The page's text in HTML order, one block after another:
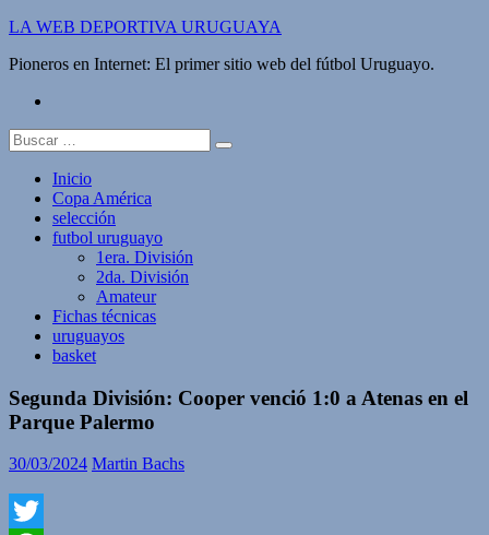
Saltar
contenido
LA WEB DEPORTIVA URUGUAYA
Pioneros en Internet: El primer sitio web del fútbol Uruguayo.
Buscar:
Inicio
Copa América
selección
futbol uruguayo
1era. División
2da. División
Amateur
Fichas técnicas
uruguayos
basket
Segunda División: Cooper venció 1:0 a Atenas en el
Parque Palermo
30/03/2024 Martin Bachs